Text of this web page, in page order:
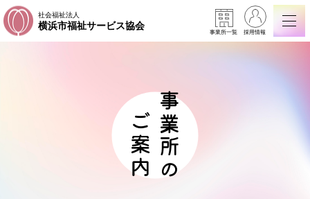
社会福祉法人
横浜市福祉サービス協会
事業所一覧 採用情報
事業所の
ご案内